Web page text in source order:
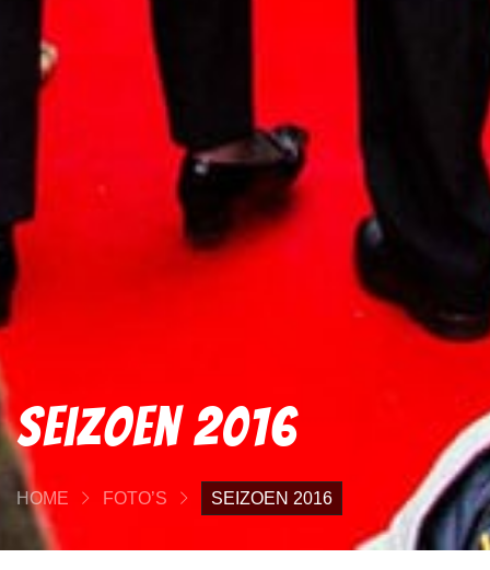
Seizoen 2016
HOME FOTO’S SEIZOEN 2016